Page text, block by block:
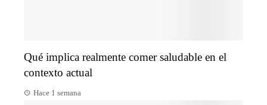
Qué implica realmente comer saludable en el
contexto actual
Hace 1 semana